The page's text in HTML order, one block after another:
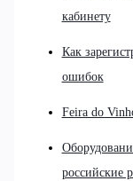
кабинету
Как
ошибок
Feira do
российские